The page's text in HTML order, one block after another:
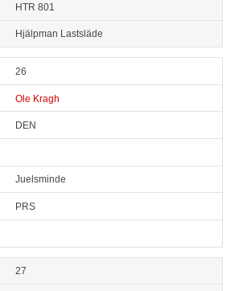
HTR 801
Hjälpman Lastsläde
26
Ole Kragh
DEN
Juelsminde
PRS
27